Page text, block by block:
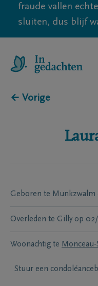
fraude vallen
sluiten, dus blijf
← Vorige
Geboren te Munkzwalm
Overleden te Gilly op
Woonachtig te
Stuur een